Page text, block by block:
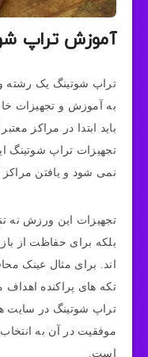
آموزش تراپ
تراپ شوتینگ یک رشته
به آموزش و تجهیزات
باید ابتدا در مراکز
تجهیزات تراپ شوتینگ
نمی شود و یافتن
تجهیزات این ورزش نه
بلکه برای حفاظت از
اند. برای مثال عینک
تکه های پراکنده
تراپ شوتینگ در سایت
موفقیت در آن به
است.